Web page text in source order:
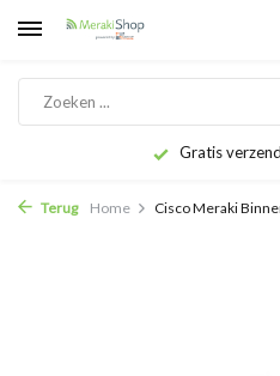
Gratis
Terug Home Cisco Meraki